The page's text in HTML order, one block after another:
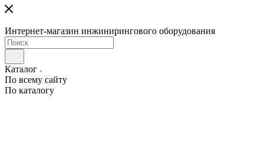
Интернет-магазин инжинирингового оборудования
Каталог
По всему сайту
По каталогу